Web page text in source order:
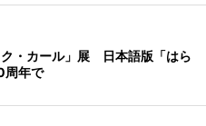
ク・カール」展 日本語版「はら
周年で